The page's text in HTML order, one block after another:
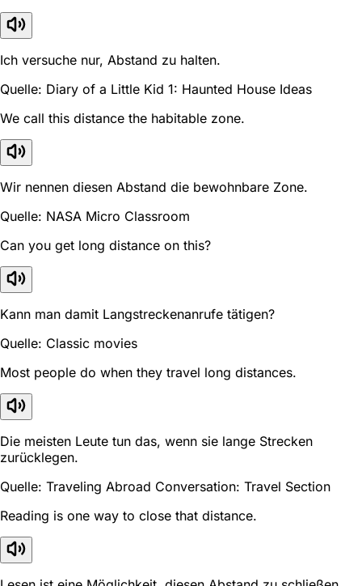
Ich versuche nur, Abstand zu halten.
Quelle: Diary of a Little Kid 1: Haunted House Ideas
We call this distance the habitable zone.
Wir nennen diesen Abstand die bewohnbare Zone.
Quelle: NASA Micro Classroom
Can you get long distance on this?
Kann man damit Langstreckenanrufe tätigen?
Quelle: Classic movies
Most people do when they travel long distances.
Die meisten Leute tun das, wenn sie lange Strecken
zurücklegen.
Quelle: Traveling Abroad Conversation: Travel Section
Reading is one way to close that distance.